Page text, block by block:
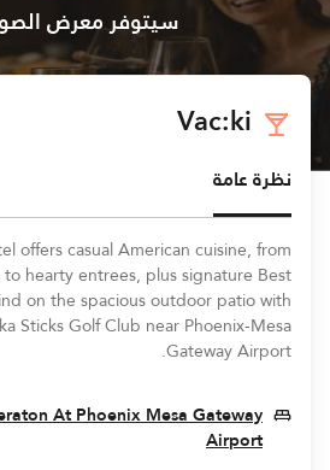
سيتوفر معرض
Vac:ki
نظرة عامة
offers casual American cuisine, from
hearty entrees, plus signature Best
on the spacious outdoor patio with
Sticks Golf Club near Phoenix-Mesa
Gateway Airport.
At Phoenix Mesa Gateway
Airport
Opens In New Window